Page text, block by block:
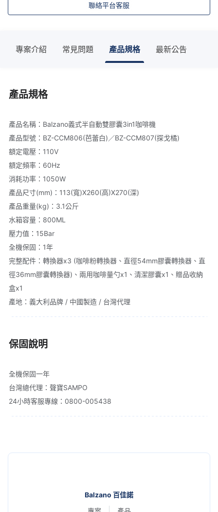
聯絡平台客服
專案介紹 常見問題 產品規格 最新公告
產品規格
產品名稱：Balzano義式半自動雙膠囊3in1咖啡機
產品型號：BZ-CCM806(芭蕾白)／BZ-CCM807(探戈橘)
額定電壓：110V
額定頻率：60Hz
消耗功率：1050W
產品尺寸(mm)：113(寬)X260(高)X270(深)
產品重量(kg)：3.1公斤
水箱容量：800ML
壓力值：15Bar
全機保固：1年
完整配件：轉換器x3 (咖啡粉轉換器、直徑54mm膠囊轉換器、直
徑36mm膠囊轉換器)、兩用咖啡量勺x1、清潔膠囊x1、贈品收納
盒x1
產地：義大利品牌 / 中國製造 / 台灣代理
保固說明
全機保固一年
台灣總代理：聲寶SAMPO
24小時客服專線：0800-005438
Balzano 百佳諾